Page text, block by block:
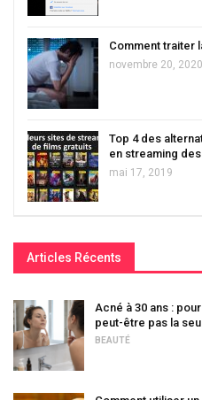
Comment traiter
novembre 20, 2020
Top 4 des
en streaming
mai 17, 2019
Articles Récents
Acné à 30 ans :
peut-être pas la
BEAUTÉ